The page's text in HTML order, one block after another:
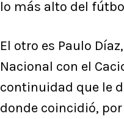
lo más alto del
El otro es Paulo
Nacional con el
continuidad que le
donde coincidió,